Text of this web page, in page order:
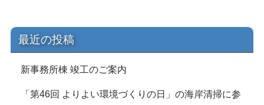
最近の投稿
新事務所棟 竣工のご案内
「第46回 よりよい環境づくりの日」の海岸清掃に参